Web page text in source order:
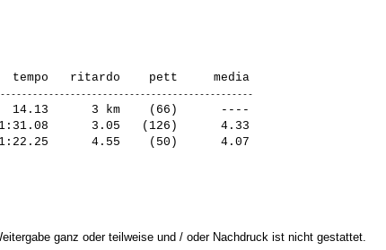
14.13      3 km    (66)      ----
3.05   (126)      4.33
ganz oder teilweise und / oder Nachdruck ist nicht gestattet.